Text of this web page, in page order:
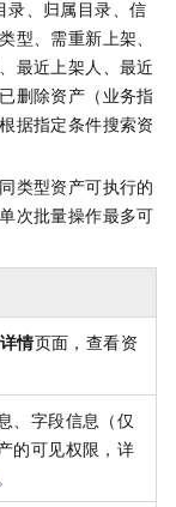
录、归属目录、信
型、需重新上架、
最近上架人、最近
删除资产（业务指
据指定条件搜索资
类型资产可执行的
次批量操作最多可
情页面，查看资
、字段信息（仅
的可见权限，详